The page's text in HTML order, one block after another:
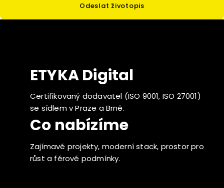
ETYKA Digital
Certifikovaný dodavatel (ISO 9001, ISO 27001)
se sídlem v Praze a Brně.
Co nabízíme
Zajímavé projekty, moderní stack, prostor pro
růst a férové podmínky.
Odeslat životopis